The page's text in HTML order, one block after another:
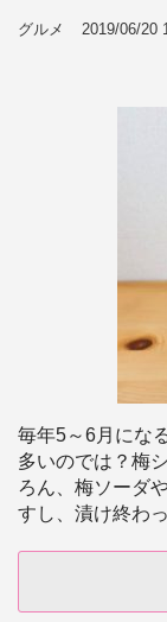
グルメ 2019/06/20
毎年5～6月にな
多いのでは？梅
ろん、梅ソーダ
すし、漬け終わ